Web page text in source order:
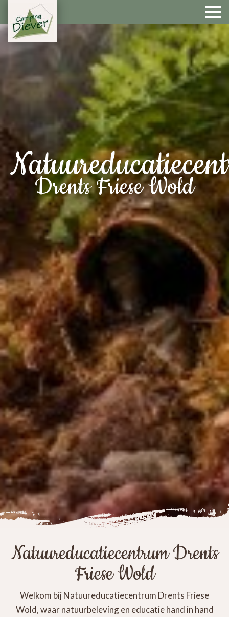
Drents Friese Wold
Natuureducatiecentrum Drents
Friese Wold
Welkom bij Natuureducatiecentrum Drents Friese
Wold, waar natuurbeleving en educatie hand in hand